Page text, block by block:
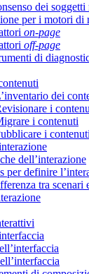
dei soggetti
per i motori di
on-page
off-page
di
dei
i
i contenuti
i contenuti
dell’interazione
per definire
tra scenari